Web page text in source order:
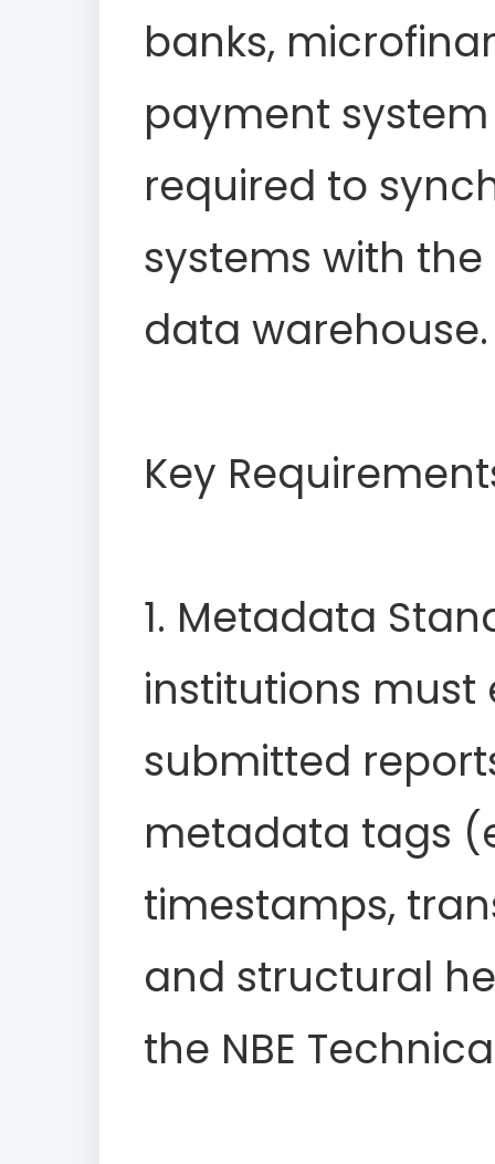
banks,
payment
required to
systems with the
data warehouse.
Key
1. Metadata
institutions must
submitted
metadata tags
timestamps,
and structural
the NBE